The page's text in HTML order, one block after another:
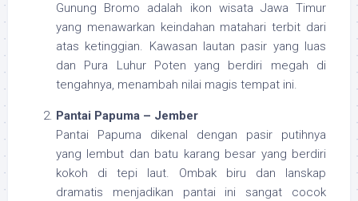
Gunung Bromo adalah ikon wisata Jawa Timur
yang menawarkan keindahan matahari terbit dari
atas ketinggian. Kawasan lautan pasir yang luas
dan Pura Luhur Poten yang berdiri megah di
tengahnya, menambah nilai magis tempat ini.
Pantai Papuma – Jember
Pantai Papuma dikenal dengan pasir putihnya
yang lembut dan batu karang besar yang berdiri
kokoh di tepi laut. Ombak biru dan lanskap
dramatis menjadikan pantai ini sangat cocok